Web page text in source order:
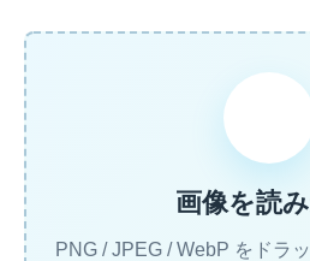
画像を読
PNG / JPEG / WebP をドラ